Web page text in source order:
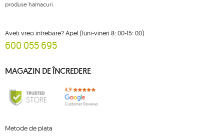
produse hamacuri.
Aveti vreo intrebare? Apel (luni-vineri 8: 00-15: 00)
600 055 695
MAGAZIN DE ÎNCREDERE
Metode de plata